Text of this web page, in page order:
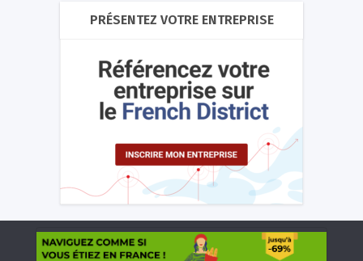
PRÉSENTEZ VOTRE ENTREPRISE